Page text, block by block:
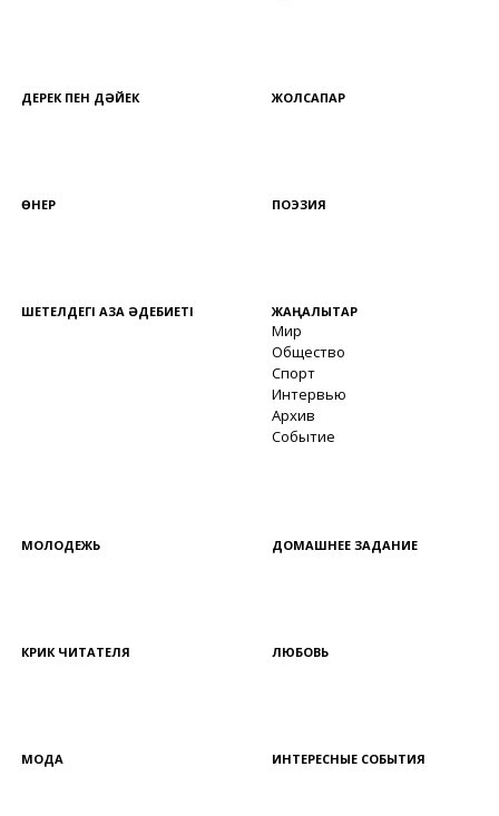
ДЕРЕК ПЕН ДӘЙЕК ЖОЛСАПАР
ӨНЕР ПОЭЗИЯ
ШЕТЕЛДЕГІ ҚАЗАҚ ӘДЕБИЕТІ ЖАҢАЛЫҚТАР
Мир
Общество
Спорт
Интервью
Архив
Событие
МОЛОДЕЖЬ ДОМАШНЕЕ ЗАДАНИЕ
КРИК ЧИТАТЕЛЯ ЛЮБОВЬ
МОДА ИНТЕРЕСНЫЕ СОБЫТИЯ